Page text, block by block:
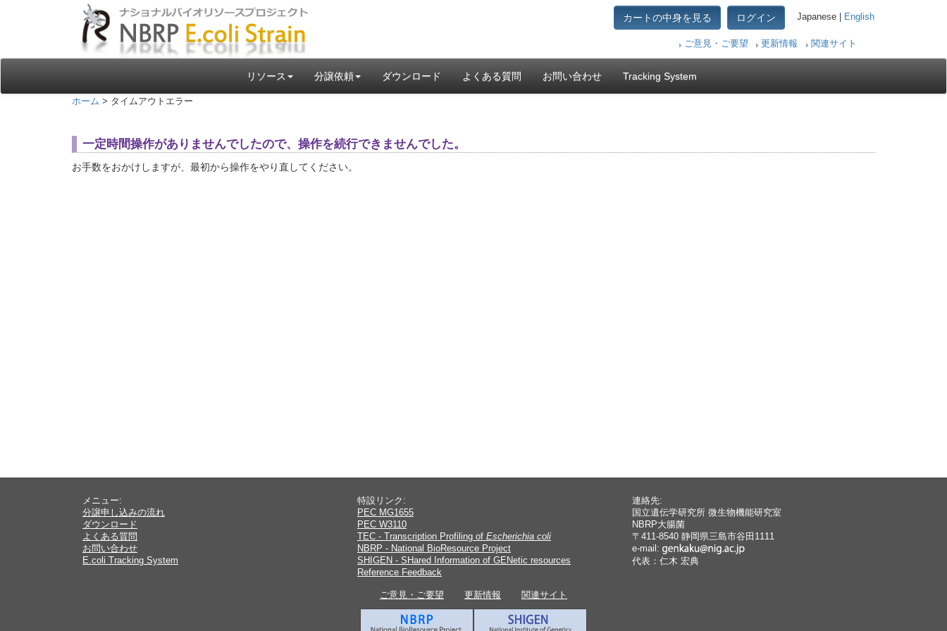
カートの中身を見る ログイン Japanese | English
ご意見・ご要望 更新情報 関連サイト
リソース 分譲依頼 ダウンロード よくある質問 お問い合わせ Tracking System
ホーム > タイムアウトエラー
一定時間操作がありませんでしたので、操作を続行できませんでした。
お手数をおかけしますが、最初から操作をやり直してください。
メニュー:
分譲申し込みの流れ
ダウンロード
よくある質問
お問い合わせ
E.coli Tracking System
特設リンク:
PEC MG1655
PEC W3110
TEC - Transcription Profiling of Escherichia coli
NBRP - National BioResource Project
SHIGEN - SHared Information of GENetic resources
Reference Feedback
連絡先:
国立遺伝学研究所 微生物機能研究室
NBRP大腸菌
〒411-8540 静岡県三島市谷田1111
e-mail:
代表：仁木 宏典
ご意見・ご要望 更新情報 関連サイト